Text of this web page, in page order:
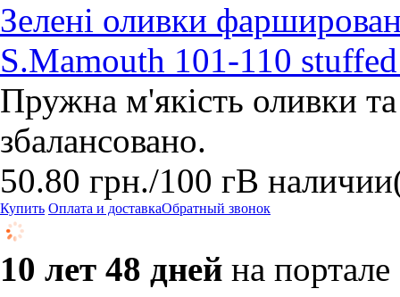
Зелені оливки
S.Mamouth 101-110
Пружна м'якість оливки
збалансовано.
50.80 грн./100 гВ наличии
Купить Оплата и доставкаОбратный звонок
10 лет 48 дней на портале